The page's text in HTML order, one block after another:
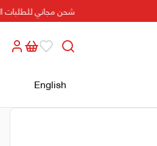
شحن مجاني للطلبات التي
English